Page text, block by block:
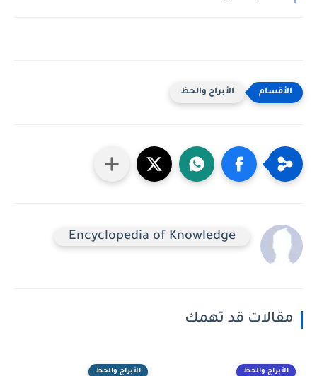
الأبراج والحظ
Encyclopedia of Knowledge
مقالات قد تهمك
الأبراج والحظ الأبراج والحظ